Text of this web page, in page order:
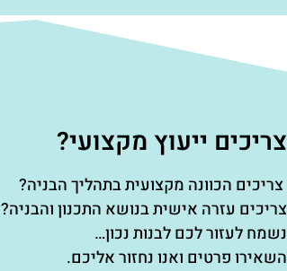
צריכים ייעוץ מקצועי?
צריכים הכוונה מקצועית בתהליך הבניה?
צריכים עזרה אישית בנושא התכנון והבניה?
נשמח לעזור לכם לבנות נכון…
השאירו פרטים ואנו נחזור אליכם.